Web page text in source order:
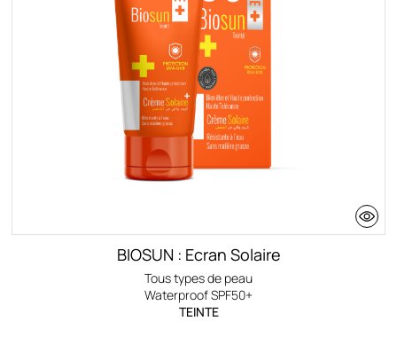
BIOSUN : Ecran Solaire
Tous types de peau
Waterproof SPF50+
TEINTE